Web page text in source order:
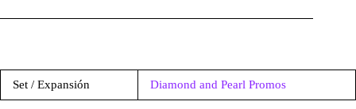
Set / Expansión Diamond and Pearl Promos